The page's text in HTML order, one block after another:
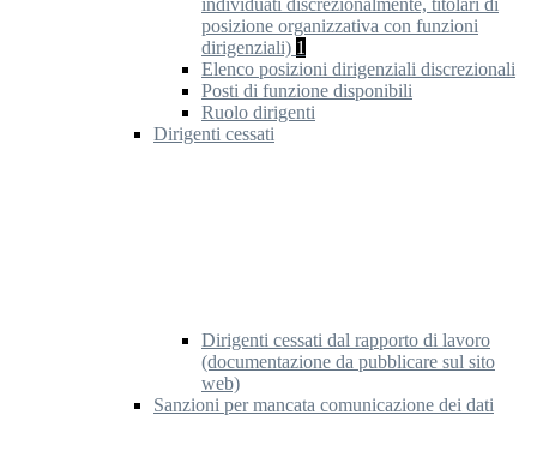
individuati discrezionalmente, titolari di
posizione organizzativa con funzioni
dirigenziali) 1
Elenco posizioni dirigenziali discrezionali
Posti di funzione disponibili
Ruolo dirigenti
Dirigenti cessati
Dirigenti cessati dal rapporto di lavoro
(documentazione da pubblicare sul sito
web)
Sanzioni per mancata comunicazione dei dati